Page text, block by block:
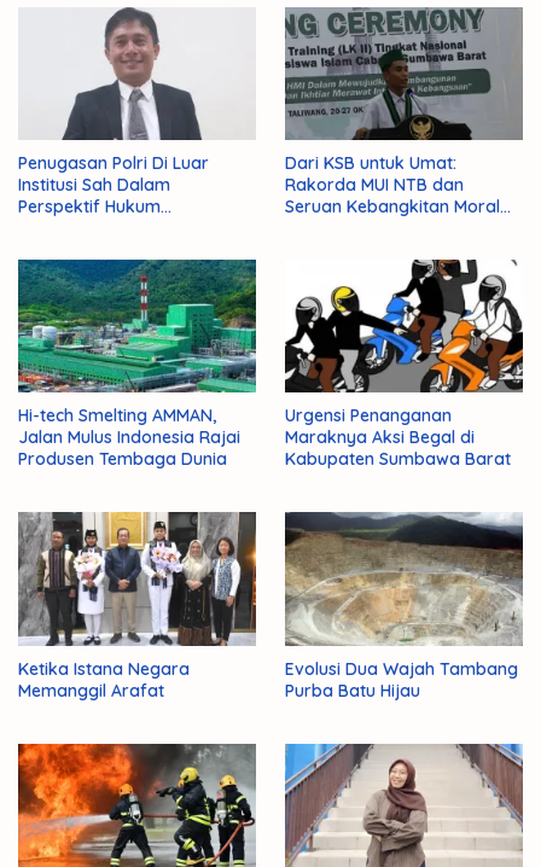
Penugasan Polri Di Luar
Institusi Sah Dalam
Perspektif Hukum
Dari KSB untuk Umat:
Rakorda MUI NTB dan
Seruan Kebangkitan Moral
Hi-tech Smelting AMMAN,
Jalan Mulus Indonesia Rajai
Produsen Tembaga Dunia
Urgensi Penanganan
Maraknya Aksi Begal di
Kabupaten Sumbawa Barat
Ketika Istana Negara
Memanggil Arafat
Evolusi Dua Wajah Tambang
Purba Batu Hijau